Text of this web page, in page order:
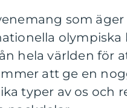
som
hela världen för
att ge en
typer av os och